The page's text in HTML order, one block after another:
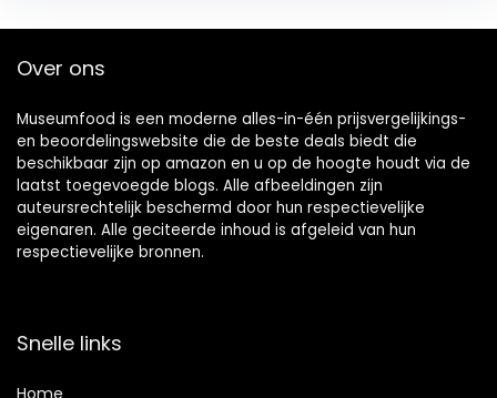
Over ons
Museumfood is een moderne alles-in-één prijsvergelijkings-
en beoordelingswebsite die de beste deals biedt die
beschikbaar zijn op amazon en u op de hoogte houdt via de
laatst toegevoegde blogs. Alle afbeeldingen zijn
auteursrechtelijk beschermd door hun respectievelijke
eigenaren. Alle geciteerde inhoud is afgeleid van hun
respectievelijke bronnen.
Snelle links